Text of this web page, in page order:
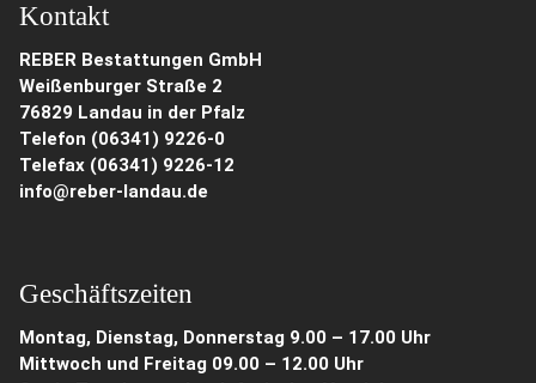
Kontakt
REBER Bestattungen GmbH
Weißenburger Straße 2
76829 Landau in der Pfalz
Telefon (06341) 9226-0
Telefax (06341) 9226-12
info@reber-landau.de
Geschäftszeiten
Montag, Dienstag, Donnerstag 9.00 – 17.00 Uhr
Mittwoch und Freitag 09.00 – 12.00 Uhr